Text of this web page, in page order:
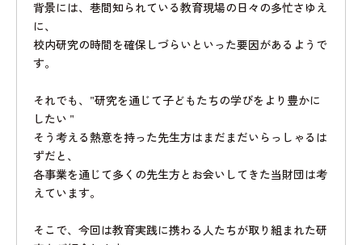
背景には、巷間知られている教育現場の日々の多忙さゆえ
に、
校内研究の時間を確保しづらいといった要因があるようで
す。
それでも、"研究を通じて子どもたちの学びをより豊かに
したい "
そう考える熱意を持った先生方はまだまだいらっしゃるは
ずだと、
各事業を通じて多くの先生方とお会いしてきた当財団は考
えています。
そこで、今回は教育実践に携わる人たちが取り組まれた研